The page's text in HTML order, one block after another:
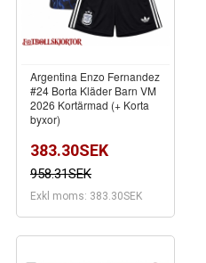
Argentina Enzo Fernandez
#24 Borta Kläder Barn VM
2026 Kortärmad (+ Korta
byxor)
383.30SEK
958.31SEK
Exkl moms: 383.30SEK